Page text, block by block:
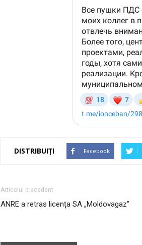
DISTRIBUIȚI Facebook
Articolul precedent
ANRE a retras licența SA „Moldovagaz”